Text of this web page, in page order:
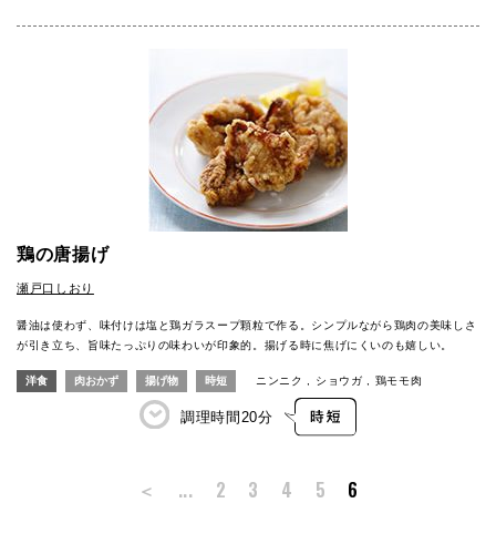
鶏の唐揚げ
瀬戸口しおり
醤油は使わず、味付けは塩と鶏ガラスープ顆粒で作る。シンプルながら鶏肉の美味しさ
が引き立ち、旨味たっぷりの味わいが印象的。揚げる時に焦げにくいのも嬉しい。
洋食 肉おかず 揚げ物 時短 ニンニク ショウガ 鶏モモ肉
調理時間 20分
＜ ... 2 3 4 5 6